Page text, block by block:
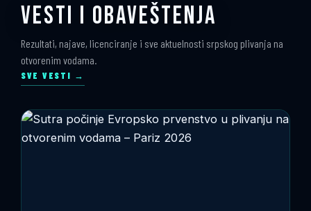
VESTI I OBAVEŠTENJA
Rezultati, najave, licenciranje i sve aktuelnosti srpskog plivanja na
otvorenim vodama.
SVE VESTI →